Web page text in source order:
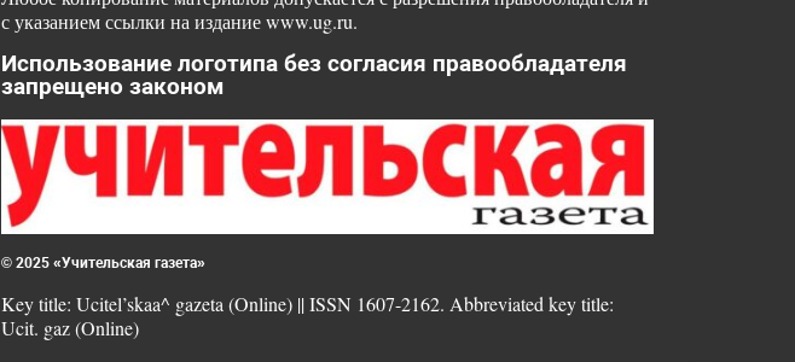
с указанием ссылки на издание www.ug.ru.
Использование логотипа без согласия правообладателя
запрещено законом
© 2025 «Учительская газета»
Key title: Ucitel’skaa^ gazeta (Online) || ISSN 1607-2162. Abbreviated key title:
Ucit. gaz (Online)